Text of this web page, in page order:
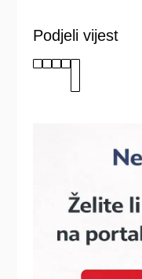
Podjeli vijest